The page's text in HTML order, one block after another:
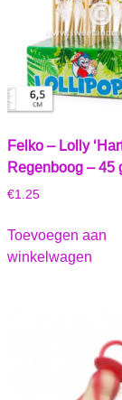
Felko – Lolly
Regenboog – 45
€1.25
Toevoegen aan
winkelwagen